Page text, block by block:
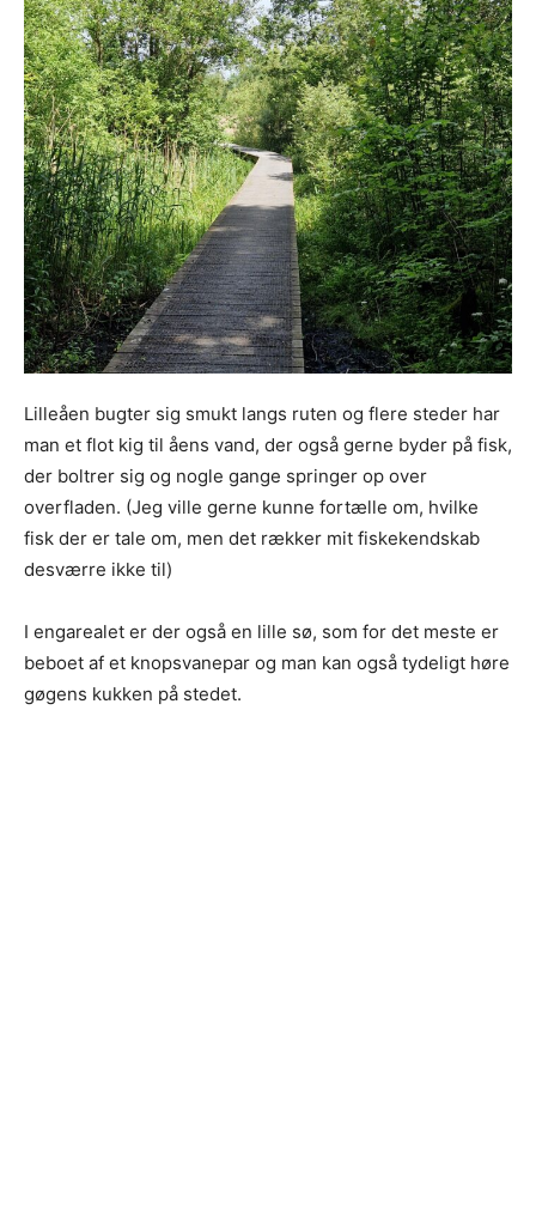
Lilleåen bugter sig smukt langs ruten og flere steder har
man et flot kig til åens vand, der også gerne byder på fisk,
der boltrer sig og nogle gange springer op over
overfladen. (Jeg ville gerne kunne fortælle om, hvilke
fisk der er tale om, men det rækker mit fiskekendskab
desværre ikke til)
I engarealet er der også en lille sø, som for det meste er
beboet af et knopsvanepar og man kan også tydeligt høre
gøgens kukken på stedet.